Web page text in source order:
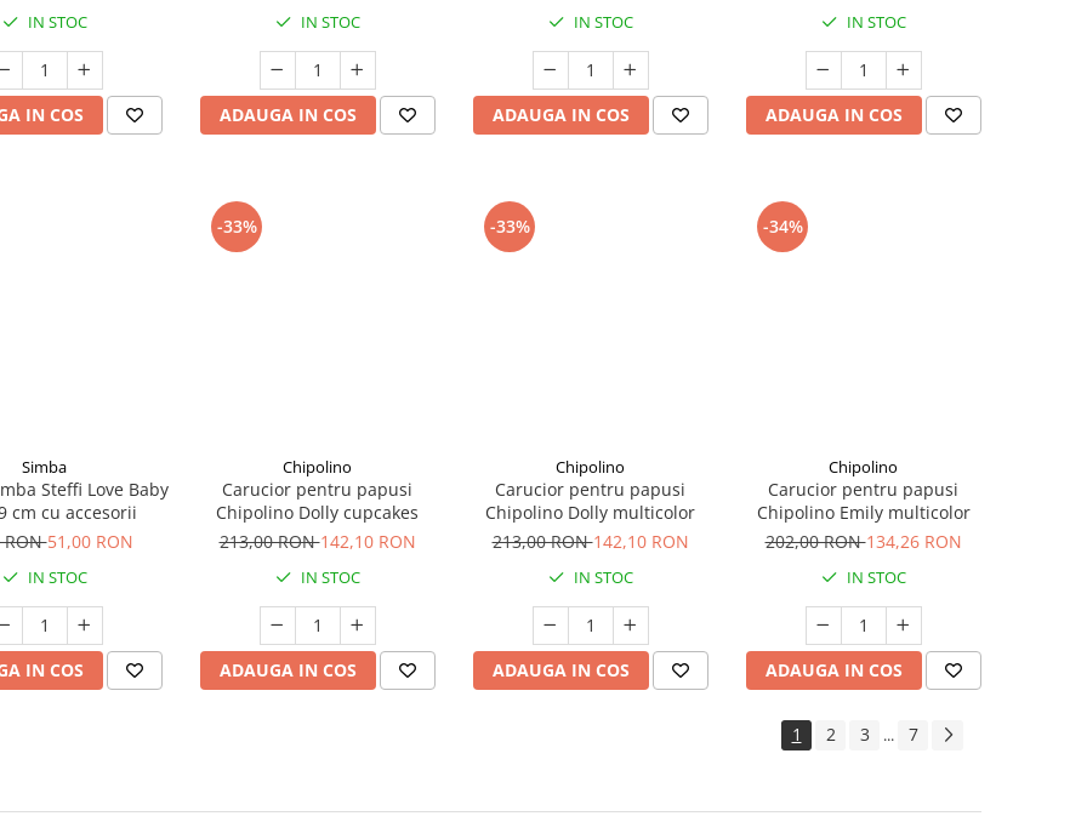
IN STOC
IN COS
IN STOC
ADAUGA IN COS
IN STOC
ADAUGA IN COS
IN STOC
ADAUGA IN COS
Simba
Steffi Love Baby
cm cu accesorii
RON51,00 RON
IN STOC
IN COS
-33%
Chipolino
Carucior pentru papusi
Chipolino Dolly cupcakes
213,00 RON142,10 RON
IN STOC
ADAUGA IN COS
-33%
Chipolino
Carucior pentru papusi
Chipolino Dolly multicolor
213,00 RON142,10 RON
IN STOC
ADAUGA IN COS
-34%
Chipolino
Carucior pentru papusi
Chipolino Emily multicolor
202,00 RON134,26 RON
IN STOC
ADAUGA IN COS
1 2 3 ... 7